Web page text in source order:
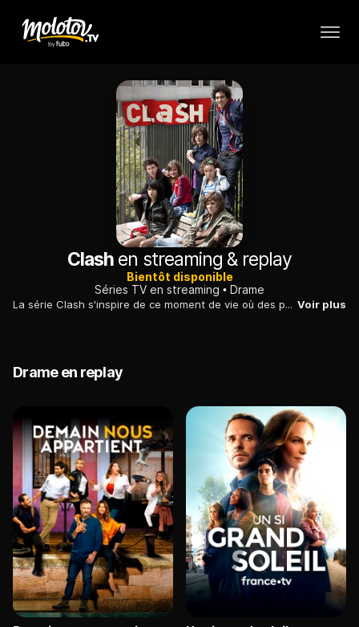
Clash en streaming & replay
Bientôt disponible
Séries TV en streaming
Drame
La série Clash s'inspire de ce moment de vie où des parents ne comprennent plus des enfants qui ne veulent plus être traités comme tels. De leur côté des ados ignorent tout des tourments des adultes. Voir plus
Drame en replay